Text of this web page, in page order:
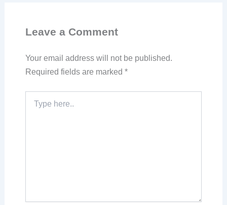
Leave a Comment
Your email address will not be published.
Required fields are marked *
here..